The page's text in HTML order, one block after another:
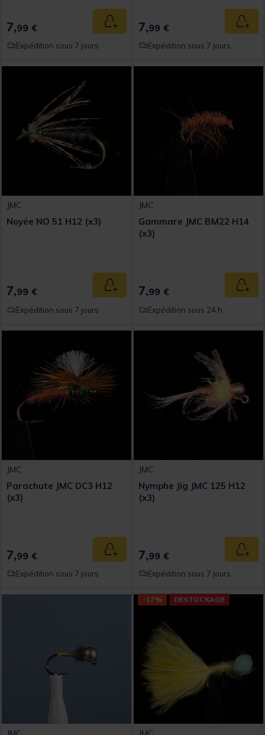
7,99 € Ajouter au panier
Expédition sous 7 jours
7,99 €
Expédition sous 7 jours
JMC
Noyée NO 51 H12 (x3)
7,99 € Ajouter au panier
Expédition sous 7 jours
JMC
Gammare JMC BM22 H14
(x3)
7,99 €
Expédition sous 24 h
JMC
Parachute JMC DC3 H12
(x3)
7,99 € Ajouter au panier
Expédition sous 7 jours
JMC
Nymphe Jig JMC 125 H12
(x3)
7,99 €
Expédition sous 7 jours
-17% DESTOCKAGE